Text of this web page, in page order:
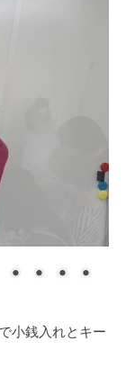
小銭入れとキー